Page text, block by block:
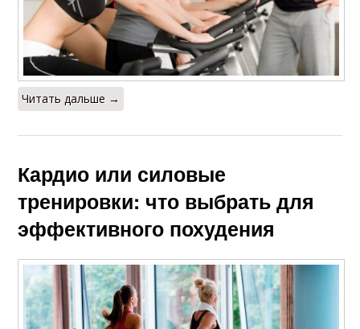
Читать дальше →
Кардио или силовые
тренировки: что выбрать для
эффективного похудения